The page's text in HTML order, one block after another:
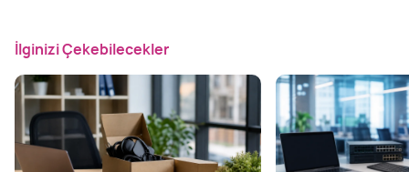
İlginizi Çekebilecekler